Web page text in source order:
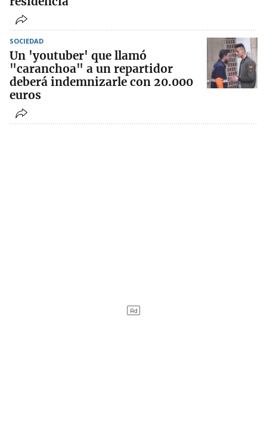
SOCIEDAD
Un 'youtuber' que llamó
"caranchoa" a un repartidor
deberá indemnizarle con 20.000
euros